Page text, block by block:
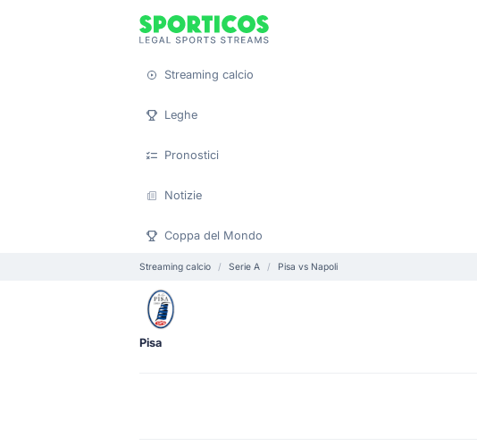
Streaming calcio
Leghe
Pronostici
Notizie
Coppa del Mondo
Streaming calcio Serie A Pisa vs Napoli
Pisa